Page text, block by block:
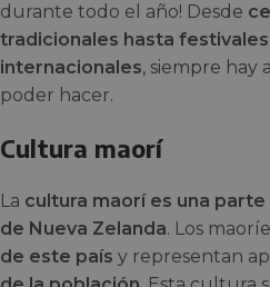
durante todo el año! Desde
tradicionales hasta
internacionales, siempre hay
poder hacer.
Cultura maorí
La cultura maorí es una
de Nueva Zelanda. Los
de este país y representan